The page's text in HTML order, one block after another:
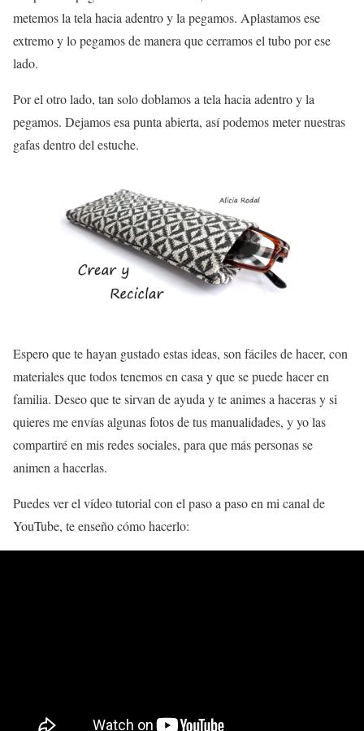
metemos la tela hacia adentro y la pegamos. Aplastamos ese
extremo y lo pegamos de manera que cerramos el tubo por ese
lado.
Por el otro lado, tan solo doblamos a tela hacia adentro y la
pegamos. Dejamos esa punta abierta, así podemos meter nuestras
gafas dentro del estuche.
Espero que te hayan gustado estas ideas, son fáciles de hacer, con
materiales que todos tenemos en casa y que se puede hacer en
familia. Deseo que te sirvan de ayuda y te animes a haceras y si
quieres me envías algunas fotos de tus manualidades, y yo las
compartiré en mis redes sociales, para que más personas se
animen a hacerlas.
Puedes ver el vídeo tutorial con el paso a paso en mi canal de
YouTube, te enseño cómo hacerlo: